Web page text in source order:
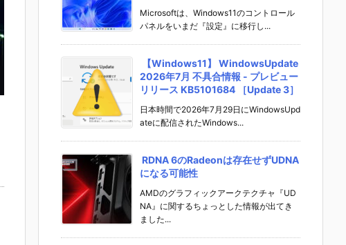
Microsoftは、Windows11のコントロール
パネルをいまだ『設定』に移行し...
【Windows11】 WindowsUpdate
2026年7月 不具合情報 - プレビュー
リリース KB5101684 ［Update 3］
日本時間で2026年7月29日にWindowsUpd
ateに配信されたWindows...
RDNA 6のRadeonは存在せずUDNA
になる可能性
AMDのグラフィックアークテクチャ『UD
NA』に関するちょっとした情報が出てき
ました...